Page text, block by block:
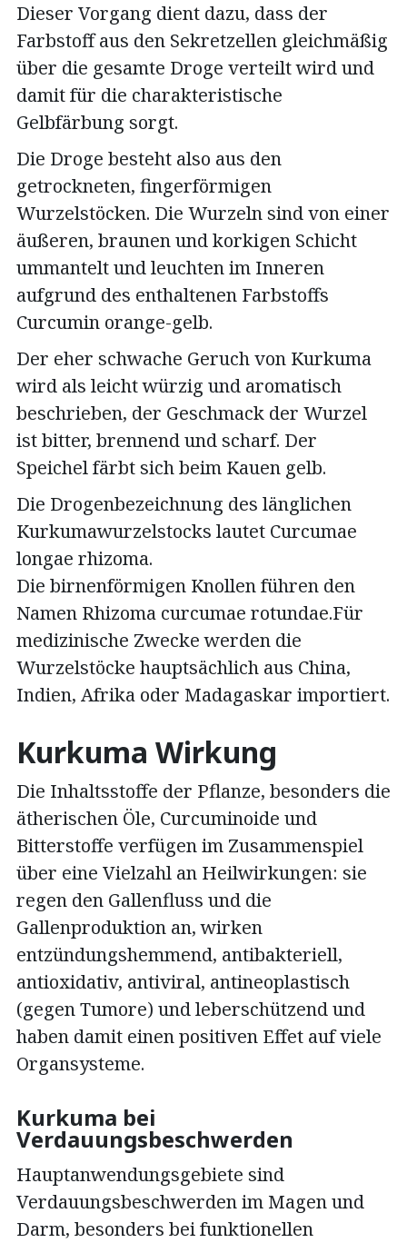
Dieser Vorgang dient dazu, dass der
Farbstoff aus den Sekretzellen gleichmäßig
über die gesamte Droge verteilt wird und
damit für die charakteristische
Gelbfärbung sorgt.
Die Droge besteht also aus den
getrockneten, fingerförmigen
Wurzelstöcken. Die Wurzeln sind von einer
äußeren, braunen und korkigen Schicht
ummantelt und leuchten im Inneren
aufgrund des enthaltenen Farbstoffs
Curcumin orange-gelb.
Der eher schwache Geruch von Kurkuma
wird als leicht würzig und aromatisch
beschrieben, der Geschmack der Wurzel
ist bitter, brennend und scharf. Der
Speichel färbt sich beim Kauen gelb.
Die Drogenbezeichnung des länglichen
Kurkumawurzelstocks lautet Curcumae
longae rhizoma.
Die birnenförmigen Knollen führen den
Namen Rhizoma curcumae rotundae.Für
medizinische Zwecke werden die
Wurzelstöcke hauptsächlich aus China,
Indien, Afrika oder Madagaskar importiert.
Kurkuma Wirkung
Die Inhaltsstoffe der Pflanze, besonders die
ätherischen Öle, Curcuminoide und
Bitterstoffe verfügen im Zusammenspiel
über eine Vielzahl an Heilwirkungen: sie
regen den Gallenfluss und die
Gallenproduktion an, wirken
entzündungshemmend, antibakteriell,
antioxidativ, antiviral, antineoplastisch
(gegen Tumore) und leberschützend und
haben damit einen positiven Effet auf viele
Organsysteme.
Kurkuma bei
Verdauungsbeschwerden
Hauptanwendungsgebiete sind
Verdauungsbeschwerden im Magen und
Darm, besonders bei funktionellen